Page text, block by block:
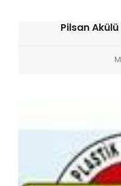
Pilsan